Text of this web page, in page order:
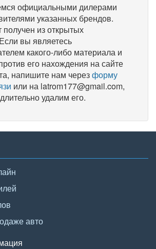
официальными дилерами
указанных брендов.
получен из открытых
вы являетесь
какого-либо материала и
его нахождения на сайте
напишите нам черезформу
или на latrom177@gmail.com,
удалим его.
авто